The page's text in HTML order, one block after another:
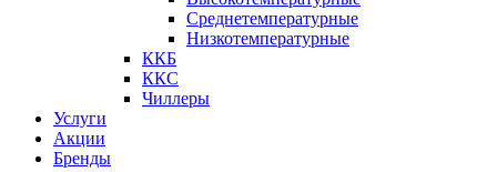
Среднетемпературные
Низкотемпературные
ККБ
ККС
Чиллеры
Услуги
Акции
Бренды